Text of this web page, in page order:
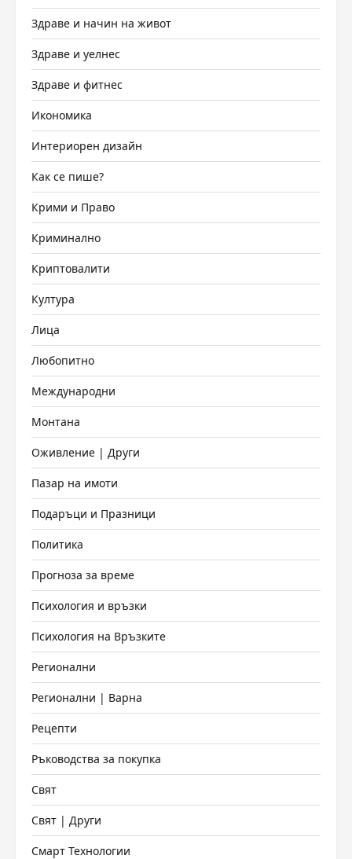
Здраве и начин на живот
Здраве и уелнес
Здраве и фитнес
Икономика
Интериорен дизайн
Как се пише?
Крими и Право
Криминално
Криптовалити
Култура
Лица
Любопитно
Международни
Монтана
Оживление | Други
Пазар на имоти
Подаръци и Празници
Политика
Прогноза за време
Психология и връзки
Психология на Връзките
Регионални
Регионални | Варна
Рецепти
Ръководства за покупка
Свят
Свят | Други
Смарт Технологии